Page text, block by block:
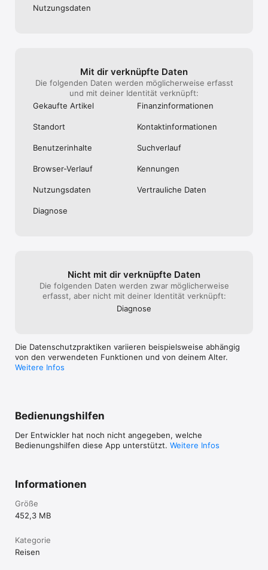
https://www.thetrainline.com/de/hilfe/
Nutzungs­daten
Mit dir verknüpfte Daten
Die folgenden Daten werden möglicherweise erfasst
und mit deiner Identität verknüpft:
Gekaufte Artikel
Finanz­informa­tionen
Standort Kontakt­informa­tionen
Benutzer­inhalte Suchverlauf
Browser-Verlauf Kennungen
Nutzungs­daten Vertrauliche Daten
Diagnose
Nicht mit dir verknüpfte Daten
Die folgenden Daten werden zwar möglicherweise
erfasst, aber nicht mit deiner Identität verknüpft:
Diagnose
Die Datenschutzpraktiken variieren beispielsweise abhängig
von den verwendeten Funktionen und von deinem Alter.
Weitere Infos
Bedienungshilfen
Der Entwickler hat noch nicht angegeben, welche
Bedienungshilfen diese App unterstützt. Weitere Infos
Informationen
Größe
452,3 MB
Kategorie
Reisen